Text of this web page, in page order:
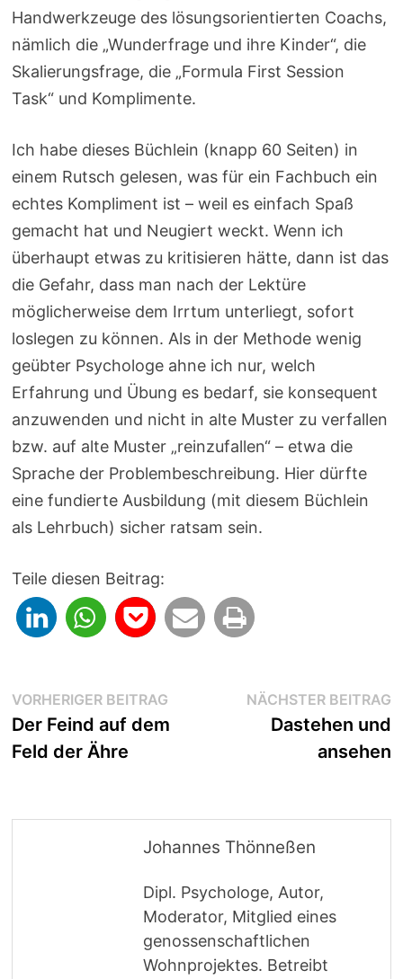
Handwerkzeuge des lösungsorientierten Coachs,
nämlich die „Wunderfrage und ihre Kinder“, die
Skalierungsfrage, die „Formula First Session
Task“ und Komplimente.
Ich habe dieses Büchlein (knapp 60 Seiten) in
einem Rutsch gelesen, was für ein Fachbuch ein
echtes Kompliment ist – weil es einfach Spaß
gemacht hat und Neugiert weckt. Wenn ich
überhaupt etwas zu kritisieren hätte, dann ist das
die Gefahr, dass man nach der Lektüre
möglicherweise dem Irrtum unterliegt, sofort
loslegen zu können. Als in der Methode wenig
geübter Psychologe ahne ich nur, welch
Erfahrung und Übung es bedarf, sie konsequent
anzuwenden und nicht in alte Muster zu verfallen
bzw. auf alte Muster „reinzufallen“ – etwa die
Sprache der Problembeschreibung. Hier dürfte
eine fundierte Ausbildung (mit diesem Büchlein
als Lehrbuch) sicher ratsam sein.
Teile diesen Beitrag:
Beitragsnavigation
VORHERIGER BEITRAG Vorheriger
Beitrag:
Der Feind auf dem
Feld der Ähre
NÄCHSTER BEITRAG
Dastehen und
ansehen
Johannes Thönneßen
Dipl. Psychologe, Autor,
Moderator, Mitglied eines
genossenschaftlichen
Wohnprojektes. Betreibt